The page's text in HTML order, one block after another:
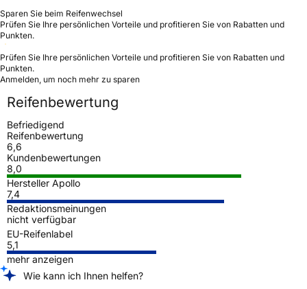
Sparen Sie beim Reifenwechsel
Prüfen Sie Ihre persönlichen Vorteile und profitieren Sie von Rabatten und
Punkten.
Prüfen Sie Ihre persönlichen Vorteile und profitieren Sie von Rabatten und
Punkten.
Anmelden, um noch mehr zu sparen
Reifenbewertung
Befriedigend
Reifenbewertung
6,6
Kundenbewertungen
8,0
Hersteller Apollo
7,4
Redaktionsmeinungen
nicht verfügbar
EU-Reifenlabel
5,1
mehr anzeigen
Wie kann ich Ihnen helfen?